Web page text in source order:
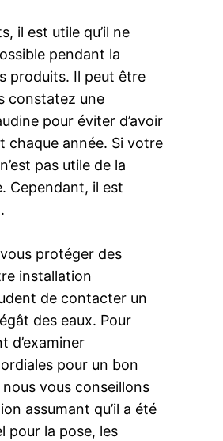
il est utile qu’il ne
pendant la
produits. Il peut être
constatez une
pour éviter d’avoir
chaque année. Si votre
pas utile de la
Cependant, il est
protéger des
installation
de contacter un
des eaux. Pour
d’examiner
pour un bon
vous conseillons
assumant qu’il a été
pour la pose, les